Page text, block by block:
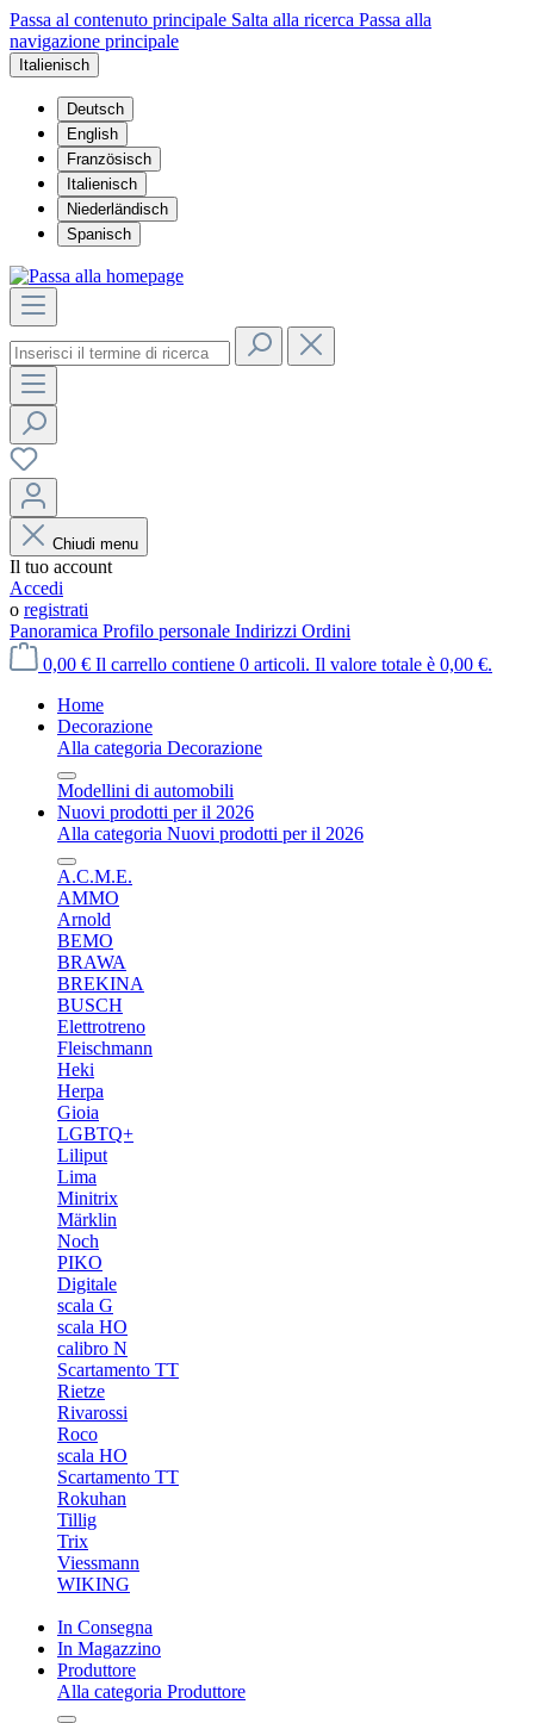
Passa al contenuto principale Salta alla ricerca Passa alla
navigazione principale
Italienisch
Deutsch
English
Französisch
Italienisch
Niederländisch
Spanisch
Chiudi menu
Il tuo account
Accedi
o registrati
Panoramica Profilo personale Indirizzi Ordini
0,00 € Il carrello contiene 0 articoli. Il valore totale è 0,00 €.
Home
Decorazione
Alla categoria Decorazione
Modellini di automobili
Nuovi prodotti per il 2026
Alla categoria Nuovi prodotti per il 2026
A.C.M.E.
AMMO
Arnold
BEMO
BRAWA
BREKINA
BUSCH
Elettrotreno
Fleischmann
Heki
Herpa
Gioia
LGBTQ+
Liliput
Lima
Minitrix
Märklin
Noch
PIKO
Digitale
scala G
scala HO
calibro N
Scartamento TT
Rietze
Rivarossi
Roco
scala HO
Scartamento TT
Rokuhan
Tillig
Trix
Viessmann
WIKING
In Consegna
In Magazzino
Produttore
Alla categoria Produttore